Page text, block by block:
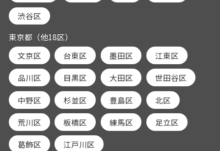
渋谷区
東京都（他18区）
文京区
台東区 墨田区 江東区
品川区 目黒区 大田区 世田谷区
中野区 杉並区 豊島区 北区
荒川区 板橋区 練馬区 足立区
葛飾区
江戸川区